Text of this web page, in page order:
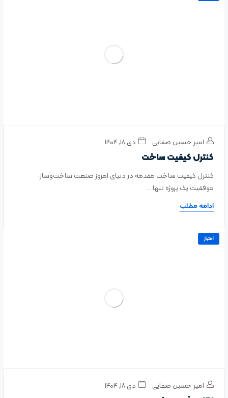
امیر حسین صفایی دی ۱۸, ۱۴۰۴
کنترل کیفیت ساخت
کنترل کیفیت ساخت مقدمه در دنیای امروز صنعت ساخت‌وساز،
موفقیت یک پروژه تنها ...
ادامه مطلب
امتیاز
امیر حسین صفایی دی ۱۸, ۱۴۰۴